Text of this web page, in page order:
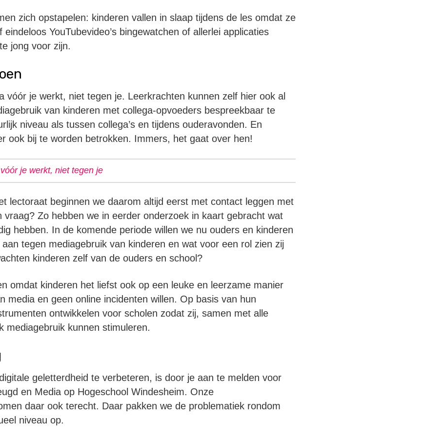
zich opstapelen: kinderen vallen in slaap tijdens de les omdat ze
eindeloos YouTubevideo’s bingewatchen of allerlei applicaties
jong voor zijn.
vóór je werkt, niet tegen je. Leerkrachten kunnen zelf hier ook al
van kinderen met collega-opvoeders bespreekbaar te
niveau als tussen collega’s en tijdens ouderavonden. En
ook bij te worden betrokken. Immers, het gaat over hen!
je werkt, niet tegen je
lectoraat beginnen we daarom altijd eerst met contact leggen met
vraag? Zo hebben we in eerder onderzoek in kaart gebracht wat
hebben. In de komende periode willen we nu ouders en kinderen
tegen mediagebruik van kinderen en wat voor een rol zien zij
kinderen zelf van de ouders en school?
omdat kinderen het liefst ook op een leuke en leerzame manier
media en geen online incidenten willen. Op basis van hun
ontwikkelen voor scholen zodat zij, samen met alle
mediagebruik kunnen stimuleren.
geletterdheid te verbeteren, is door je aan te melden voor
en Media op Hogeschool Windesheim. Onze
daar ook terecht. Daar pakken we de problematiek rondom
niveau op.